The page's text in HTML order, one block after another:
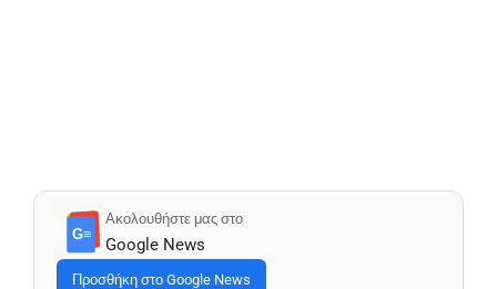
G≡
Ακολουθήστε μας στο
Google News
Προσθήκη στο Google News